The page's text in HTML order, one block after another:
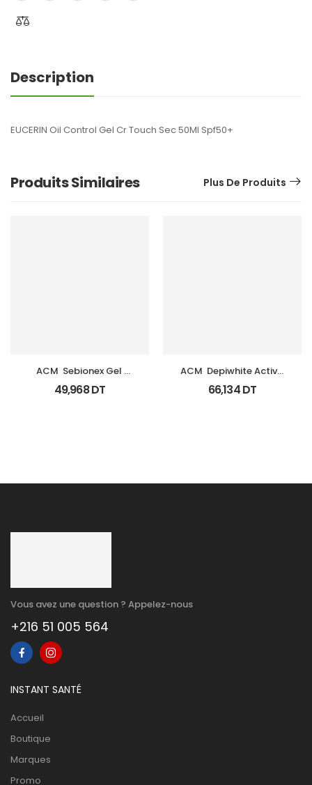
Description
EUCERIN Oil Control Gel Cr Touch Sec 50Ml Spf50+
Produits Similaires Plus De Produits
ACM  Sebionex Gel
Nettoyant Purifiant Fl
200Ml
49,968DT
ACM  Depiwhite Active
Gel Unifiant Anti Taches
40Ml
66,134DT
Vous avez une question ? Appelez-nous
+216 51 005 564
INSTANT SANTÉ
Accueil
Boutique
Marques
Promo